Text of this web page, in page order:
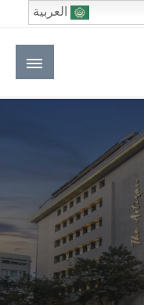
العربي
العربية